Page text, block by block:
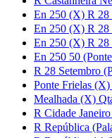
En 250 (X) R 28
En 250 (X) R 28
En 250 (X) R 28
En 250 50
R 28 Setembro
Ponte Frielas
Mealhada (X)
R Cidade
R República